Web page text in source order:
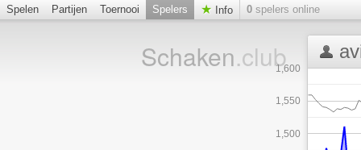
Spelen Partijen Toernooi Spelers Info 0 spelers online
Schaken.club
1,500
1,550
1,600